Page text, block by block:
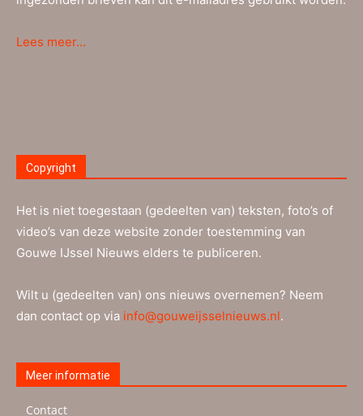
Lees meer…
Copyright
Het is niet toegestaan (gedeelten van) teksten, foto’s of
video’s van deze website zonder toestemming van
Gouwe IJssel Nieuws elders te publiceren.
Wilt u (gedeelten van) ons nieuws overnemen? Neem
dan contact op via info@gouweijsselnieuws.nl.
Meer informatie
Contact